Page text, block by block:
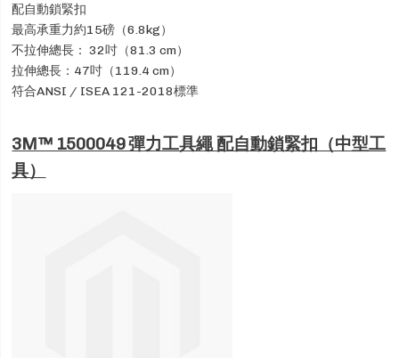
配自動鎖緊扣
最高承重力約15磅（6.8kg）
不拉伸總長： 32吋（81.3 cm）
拉伸總長：47吋（119.4 cm）
符合ANSI / ISEA 121-2018標準
3M™ 1500049 彈力工具繩 配自動鎖緊扣（中型工
具）